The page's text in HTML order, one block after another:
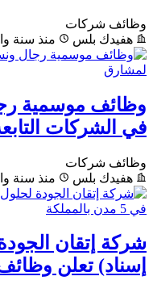
وظائف شركات
هفيدك بلس
منذ سنة
وظائف موسمية
في الشركات
وظائف شركات
هفيدك بلس
منذ سنة
شركة إتقان
إسناد) تعلن وظائف في 5 مدن